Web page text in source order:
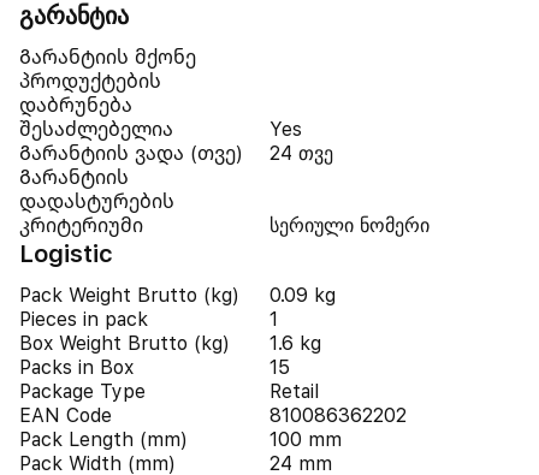
გარანტია
Გარანტიის მქონე
პროდუქტების
დაბრუნება
შესაძლებელია
Yes
Გარანტიის ვადა (თვე)
24 თვე
Გარანტიის
დადასტურების
კრიტერიუმი
სერიული ნომერი
Logistic
Pack Weight Brutto (kg)
0.09 kg
Pieces in pack
1
Box Weight Brutto (kg)
1.6 kg
Packs in Box
15
Package Type
Retail
EAN Code
810086362202
Pack Length (mm)
100 mm
Pack Width (mm)
24 mm